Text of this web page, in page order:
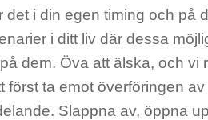
det i din egen timing och på
i ditt liv där dessa
dem. Öva att älska, och vi
först ta emot överföringen
Slappna av, öppna